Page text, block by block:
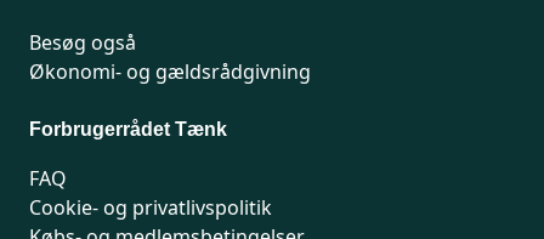
Besøg også
Økonomi- og gældsrådgivning
Forbrugerrådet Tænk
FAQ
Cookie- og privatlivspolitik